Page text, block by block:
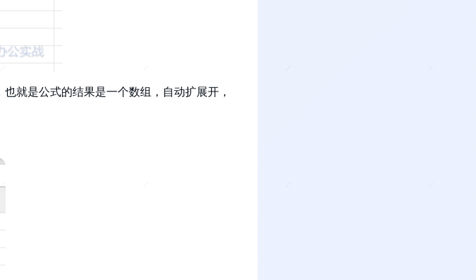
就是公式的结果是一个数组，自动扩展开，